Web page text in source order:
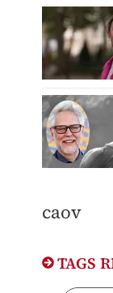
caov
TAGS